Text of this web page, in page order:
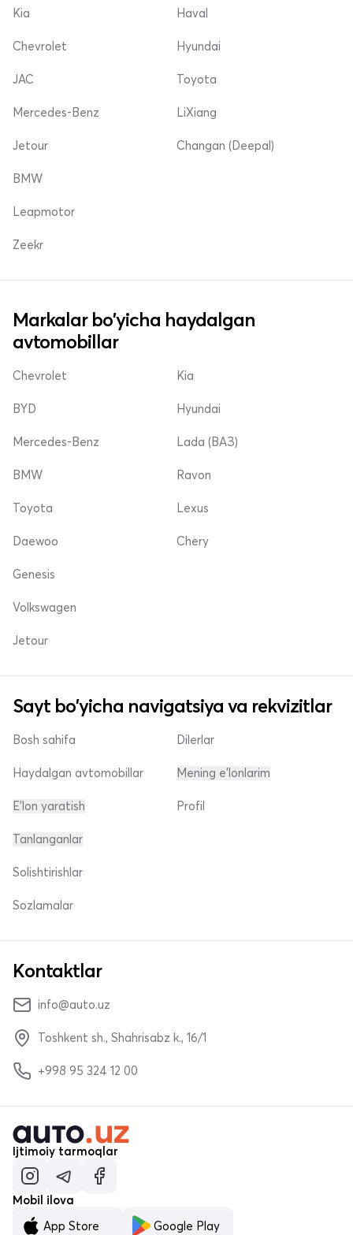
Kia
Chevrolet
Haval
Hyundai
JAC
Mercedes-Benz
Jetour
Toyota
LiXiang
Changan (Deepal)
BMW
Leapmotor
Zeekr
Markalar bo'yicha haydalgan
avtomobillar
Chevrolet
BYD
Mercedes-Benz
Kia
Hyundai
Lada (ВАЗ)
BMW
Toyota
Daewoo
Ravon
Lexus
Chery
Genesis
Volkswagen
Jetour
Sayt bo'yicha navigatsiya va rekvizitlar
Bosh sahifa
Haydalgan avtomobillar
E'lon yaratish
Dilerlar
Mening e'lonlarim
Profil
Tanlanganlar
Solishtirishlar
Sozlamalar
Kontaktlar
info@auto.uz
Toshkent sh., Shahrisabz k., 16/1
+998 95 324 12 00
Ijtimoiy tarmoqlar
Mobil ilova
App Store
Google Play